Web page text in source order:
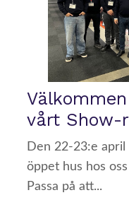
vårt Show-
Den 22-23:e
öppet hus hos
Passa på att...